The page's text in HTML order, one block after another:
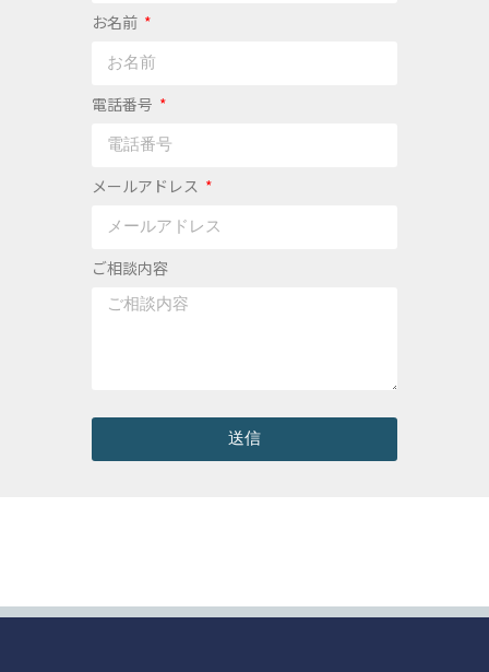
お名前
電話番号
メールアドレス
ご相談内容
送信